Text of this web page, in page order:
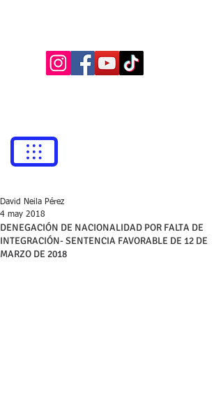
DENEGACIÓN DE NACIONALIDAD POR FALTA DE
INTEGRACIÓN- SENTENCIA FAVORABLE DE 12 DE
MARZO DE 2018
David Neila Pérez
4 may 2018